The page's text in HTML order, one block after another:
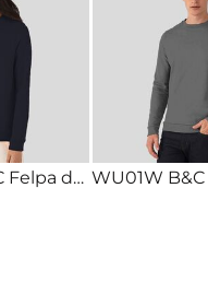
WW02W B&C Felpa donna LEGGERA girocollo Body Fit 80% cotone 20% poliestere 280gr